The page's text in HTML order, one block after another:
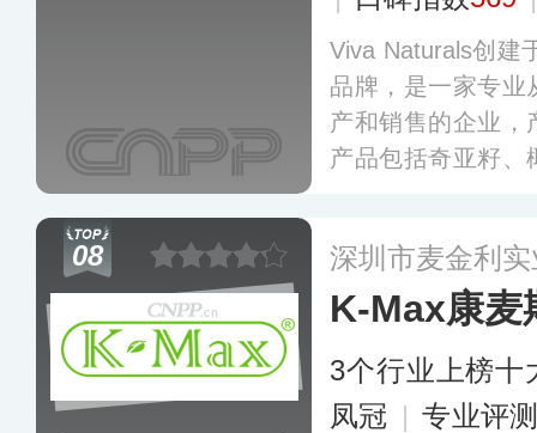
Viva Naturals创建
品牌，是一家专业
产和销售的企业，
产品包括奇亚籽、
08 深圳市麦金利
K-Max康麦
3个行业上榜十
凤冠 | 专业评